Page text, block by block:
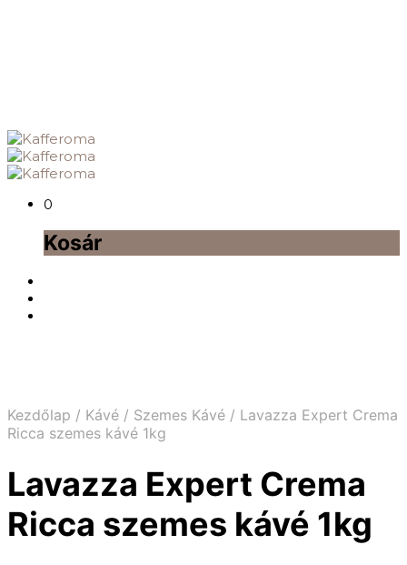
0
Kosár
Kezdőlap / Kávé / Szemes Kávé / Lavazza Expert Crema
Ricca szemes kávé 1kg
Lavazza Expert Crema
Ricca szemes kávé 1kg